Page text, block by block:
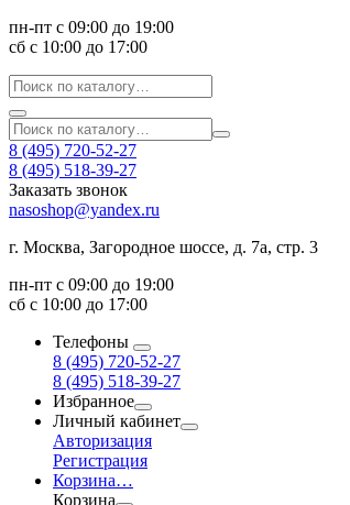
пн-пт с 09:00 до 19:00
сб с 10:00 до 17:00
8 (495) 720-52-27
8 (495) 518-39-27
Заказать звонок
nasoshop@yandex.ru
г. Москва, Загородное шоссе, д. 7а, стр. 3
пн-пт с 09:00 до 19:00
сб с 10:00 до 17:00
Телефоны
8 (495) 720-52-27
8 (495) 518-39-27
Избранное
Личный кабинет
Авторизация
Регистрация
Корзина…
Корзина